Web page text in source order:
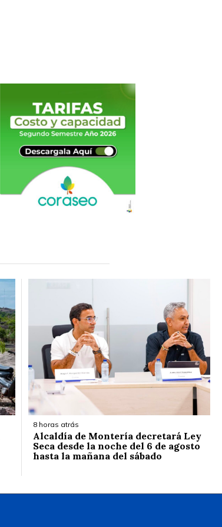
8 horas atrás
Alcaldía de Montería decretará Ley
Seca desde la noche del 6 de agosto
hasta la mañana del sábado